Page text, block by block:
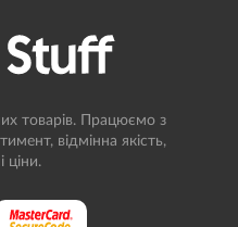
товарів. Працюємо з
відмінна якість,
ціни.